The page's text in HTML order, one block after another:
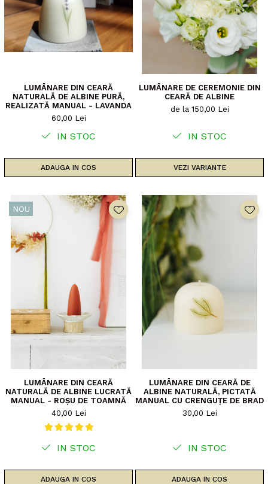
LUMÂNARE DIN CEARĂ
NATURALĂ DE ALBINE PURĂ,
REALIZATĂ MANUAL - LAVANDA
60,00 Lei
IN STOC
ADAUGA IN COS
LUMÂNARE DE CEREMONIE DIN
CEARĂ DE ALBINE
de la 150,00 Lei
IN STOC
VEZI VARIANTE
NOU
LUMÂNARE DIN CEARĂ
NATURALĂ DE ALBINE LUCRATĂ
MANUAL - ROȘU DE TOAMNĂ
40,00 Lei
IN STOC
ADAUGA IN COS
LUMÂNARE DIN CEARĂ DE
ALBINE NATURALĂ, PICTATĂ
MANUAL CU CRENGUȚE DE BRAD
30,00 Lei
IN STOC
ADAUGA IN COS